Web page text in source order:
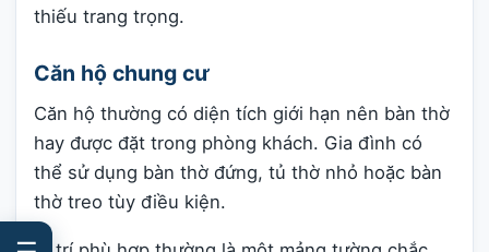
thiếu trang trọng.
Căn hộ chung cư
Căn hộ thường có diện tích giới hạn nên bàn thờ
hay được đặt trong phòng khách. Gia đình có
thể sử dụng bàn thờ đứng, tủ thờ nhỏ hoặc bàn
thờ treo tùy điều kiện.